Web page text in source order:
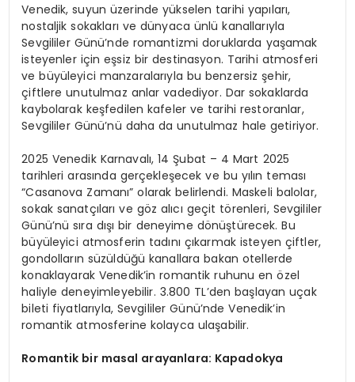
Venedik, suyun üzerinde yükselen tarihi yapıları,
nostaljik sokakları ve dünyaca ünlü kanallarıyla
Sevgililer Günü’nde romantizmi doruklarda yaşamak
isteyenler için eşsiz bir destinasyon. Tarihi atmosferi
ve büyüleyici manzaralarıyla bu benzersiz şehir,
çiftlere unutulmaz anlar vadediyor. Dar sokaklarda
kaybolarak keşfedilen kafeler ve tarihi restoranlar,
Sevgililer Günü’nü daha da unutulmaz hale getiriyor.
2025 Venedik Karnavalı, 14 Şubat – 4 Mart 2025
tarihleri arasında gerçekleşecek ve bu yılın teması
“Casanova Zamanı” olarak belirlendi. Maskeli balolar,
sokak sanatçıları ve göz alıcı geçit törenleri, Sevgililer
Günü’nü sıra dışı bir deneyime dönüştürecek. Bu
büyüleyici atmosferin tadını çıkarmak isteyen çiftler,
gondolların süzüldüğü kanallara bakan otellerde
konaklayarak Venedik’in romantik ruhunu en özel
haliyle deneyimleyebilir. 3.800 TL’den başlayan uçak
bileti fiyatlarıyla, Sevgililer Günü’nde Venedik’in
romantik atmosferine kolayca ulaşabilir.
Romantik bir masal arayanlara: Kapadokya